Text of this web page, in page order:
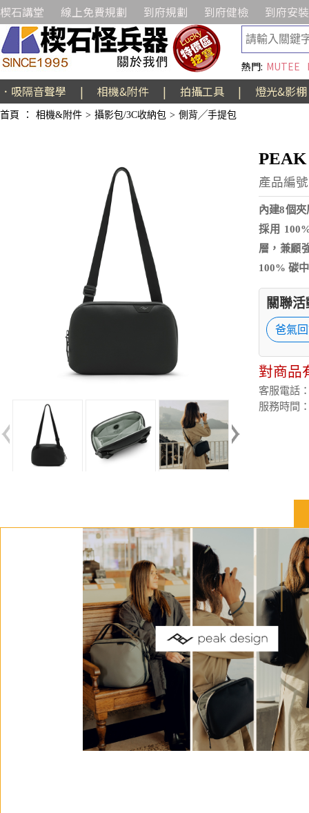
楔石講堂 線上免費規劃 到府規劃 到府健檢 到府安裝
熱門: MUTEE
．吸隔音聲學 | 相機&附件 | 拍攝工具 | 燈光&影棚
首頁 ： 相機&附件 > 攝影包/3C收納包 > 側背╱手提包
PEAK
產品編
內建8個
採用
層，兼顧
100% 碳
關聯
爸氣
對商品
客服電話
服務時間